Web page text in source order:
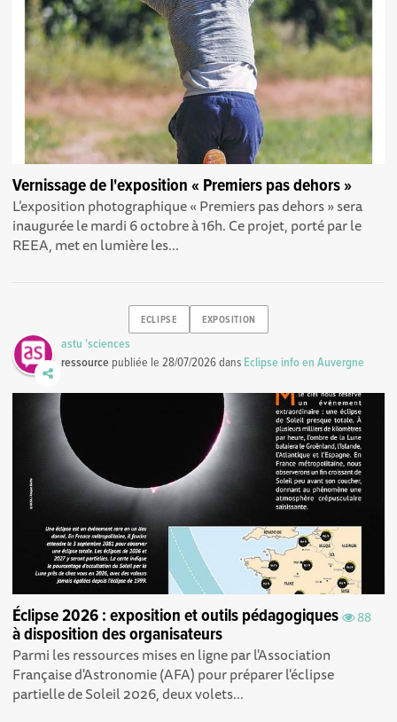
Vernissage de l'exposition « Premiers pas dehors »
L’exposition photographique « Premiers pas dehors » sera
inaugurée le mardi 6 octobre à 16h. Ce projet, porté par le
REEA, met en lumière les...
ECLIPSE EXPOSITION
astu 'sciences
ressource publiée le28/07/2026dans Eclipse info en Auvergne
88
Éclipse 2026 : exposition et outils pédagogiques
à disposition des organisateurs
Parmi les ressources mises en ligne par l'Association
Française d'Astronomie (AFA) pour préparer l'éclipse
partielle de Soleil 2026, deux volets...